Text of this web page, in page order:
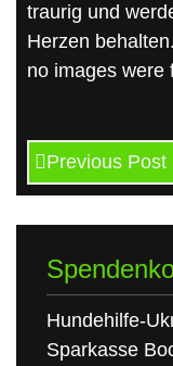
traurig und
Herzen behalten.
no images were
Previous Post
Hundehilfe-
Sparkasse